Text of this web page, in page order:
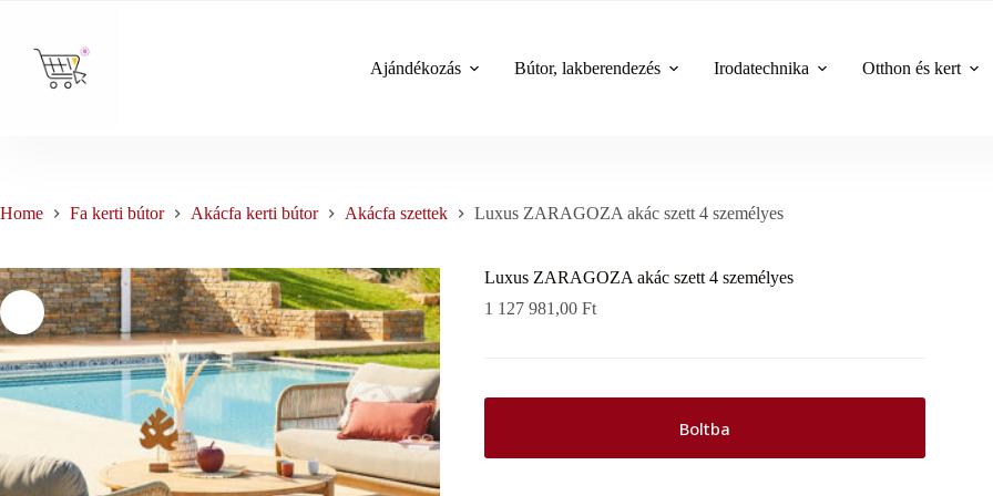
content
Ajándékozás
Bútor, lakberendezés Irodatechnika Otthon és kert
Home Fa kerti bútor Akácfa kerti bútor Akácfa szettek Luxus ZARAGOZA akác szett 4 személyes
Luxus ZARAGOZA akác szett 4 személyes
1 127 981,00Ft
Boltba